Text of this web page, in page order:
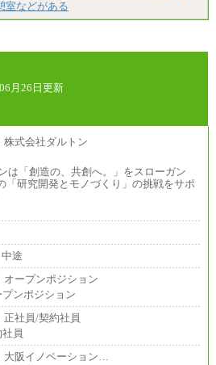
室などがある
06月26日更新
は「創造の、共創へ。」をスローガン
「研究開発とモノづくり」の挑戦をサポ
途
オープンポジション
プンポジション
正社員/契約社員
員
大阪イノベーション…